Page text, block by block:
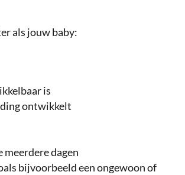
als jouw baby:
is
ontwikkelt
meerdere dagen
bijvoorbeeld een ongewoon of